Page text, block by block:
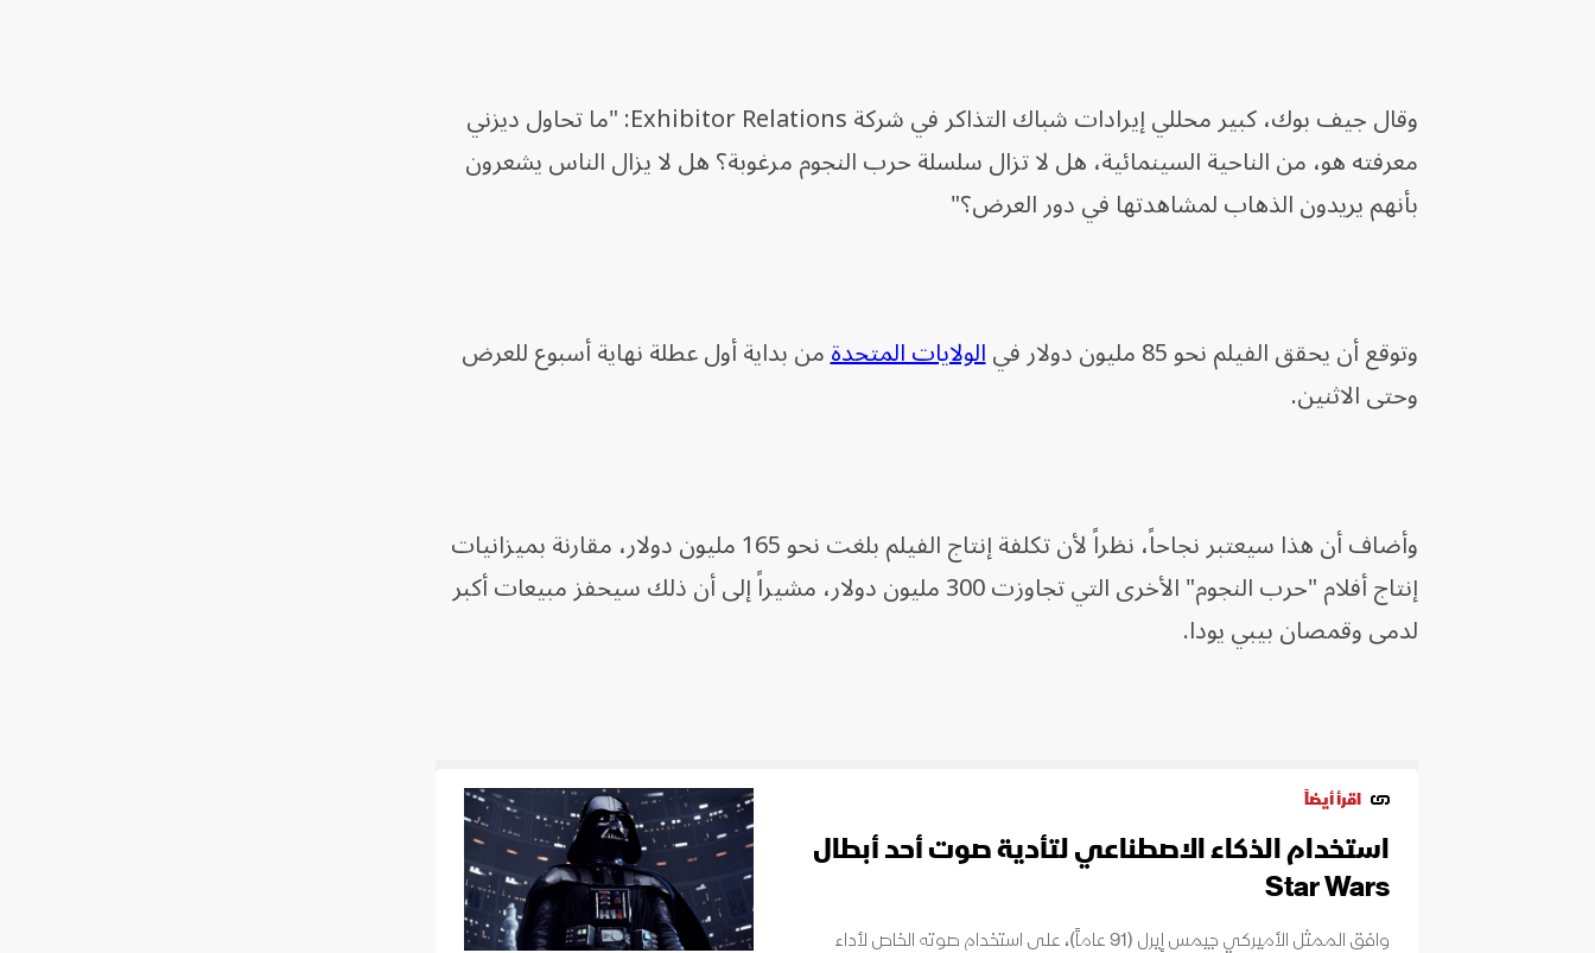
وقال جيف بوك، كبير محللي إيرادات شباك التذاكر في شركة Exhibitor Relations: "ما تحاول ديزني
معرفته هو، من الناحية السينمائية، هل لا تزال سلسلة حرب النجوم مرغوبة؟ هل لا يزال الناس يشعرون
بأنهم يريدون الذهاب لمشاهدتها في دور العرض؟"
وتوقع أن يحقق الفيلم نحو 85 مليون دولار في الولايات المتحدةمن بداية أول عطلة نهاية أسبوع للعرض
وحتى الاثنين.
وأضاف أن هذا سيعتبر نجاحاً، نظراً لأن تكلفة إنتاج الفيلم بلغت نحو 165 مليون دولار، مقارنة بميزانيات
إنتاج أفلام "حرب النجوم" الأخرى التي تجاوزت 300 مليون دولار، مشيراً إلى أن ذلك سيحفز مبيعات أكبر
لدمى وقمصان بيبي يودا.
اقرأ أيضاً
استخدام الذكاء الاصطناعي لتأدية صوت أحد أبطال
Star Wars
وافق الممثل الأميركي جيمس إيرل (91 عاماً)، على استخدام صوته الخاص لأداء